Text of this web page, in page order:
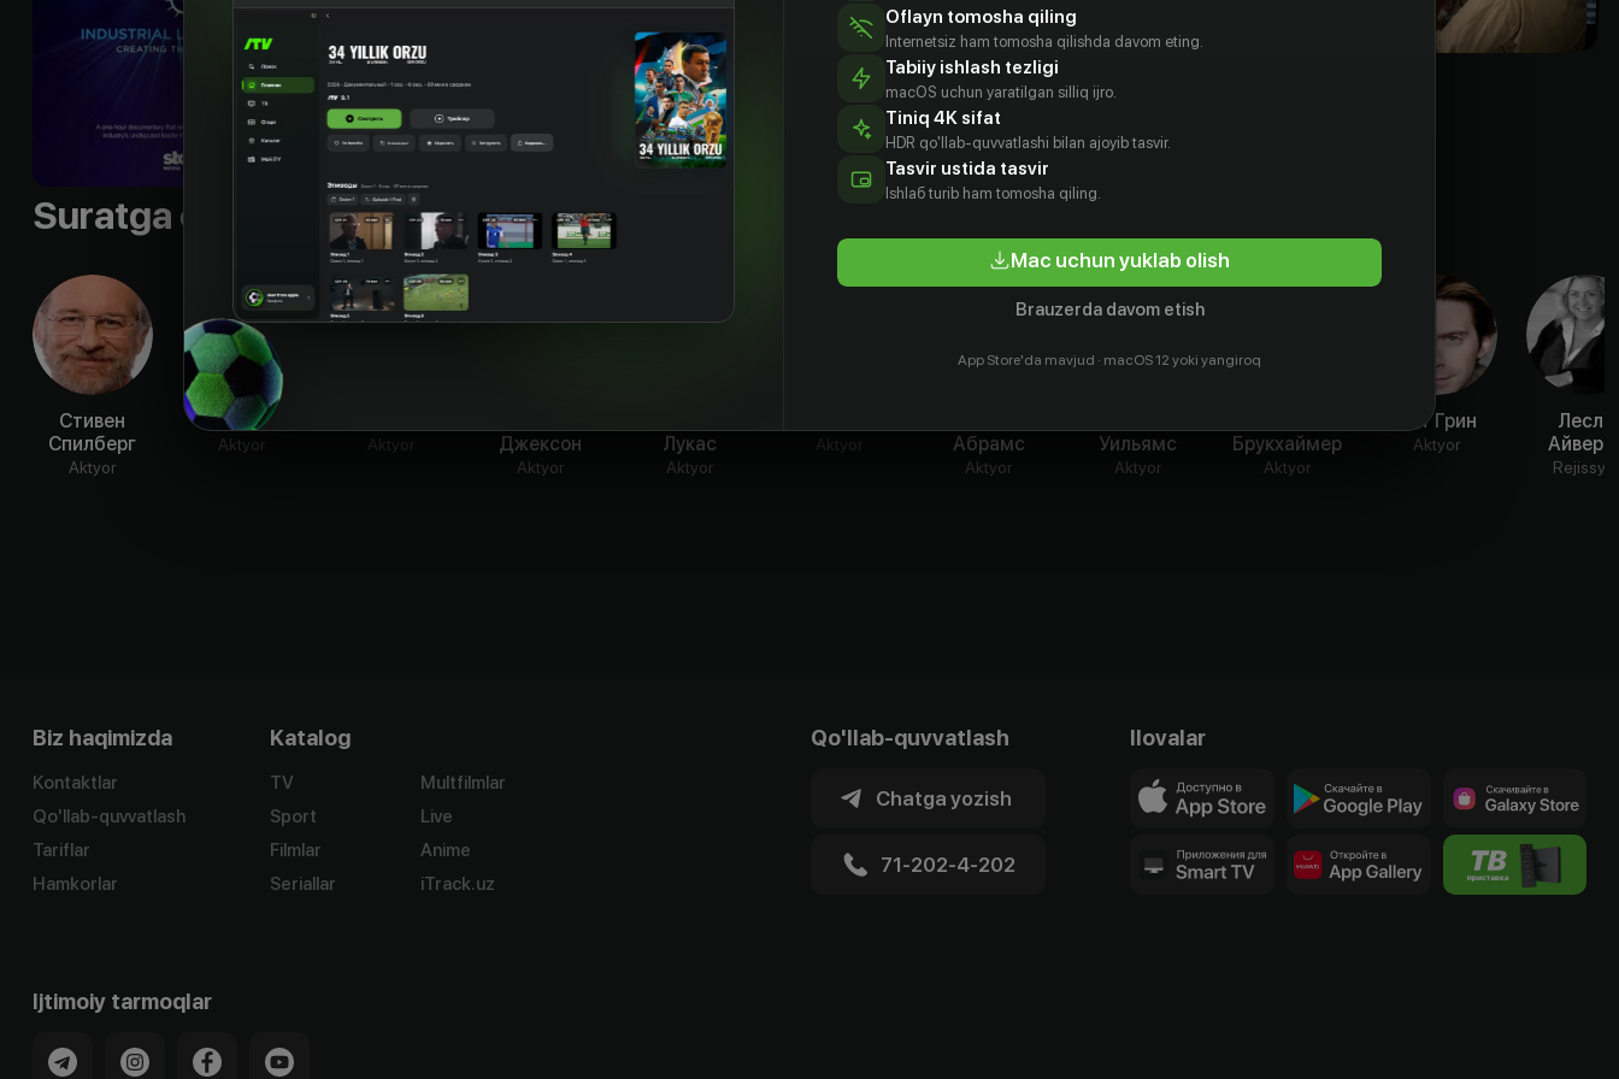
создает чудеса графики и анимации.
Til:
rus, eng
Sifati: HD
Suratga olish guruhi
Стивен
Спилберг
Aktyor
Том Круз
Aktyor Aktyor
Джексон
Aktyor
Лукас
Aktyor
Aktyor
Абрамс
Aktyor
Уильямс
Aktyor
Брукхаймер
Aktyor
Сет Грин
Aktyor
Лесли
Rejissyor
Biz haqimizda
Kontaktlar
Qo'llab-quvvatlash
Tariflar
Hamkorlar
Katalog
TV
Sport
Filmlar
Seriallar
Multfilmlar
Live
Anime
iTrack.uz
Qo'llab-quvvatlash
Chatga yozish
71-202-4-202
Ilovalar
Ijtimoiy tarmoqlar
Oflayn tomosha qiling
Internetsiz ham tomosha qilishda davom eting.
Tabiiy ishlash tezligi
macOS uchun yaratilgan silliq ijro.
Tiniq 4K sifat
HDR qo'llab-quvvatlashi bilan ajoyib tasvir.
Tasvir ustida tasvir
Ishlаб turib ham tomosha qiling.
Mac uchun yuklab olish
Brauzerda davom etish
App Store'da mavjud · macOS 12 yoki yangiroq